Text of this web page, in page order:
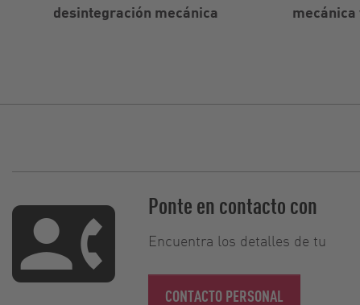
desintegración mecánica
Ponte en contacto con
Encuentra los detalles de tu
CONTACTO PERSONAL